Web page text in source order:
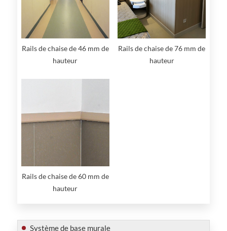
Rails de chaise de 46 mm de
hauteur
Rails de chaise de 76 mm de
hauteur
Rails de chaise de 60 mm de
hauteur
Système de base murale